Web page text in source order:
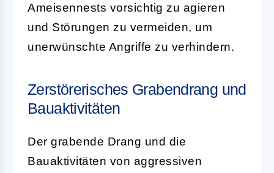
Ameisennests vorsichtig zu agieren
und Störungen zu vermeiden, um
unerwünschte Angriffe zu verhindern.
Zerstörerisches Grabendrang und
Bauaktivitäten
Der grabende Drang und die
Bauaktivitäten von aggressiven